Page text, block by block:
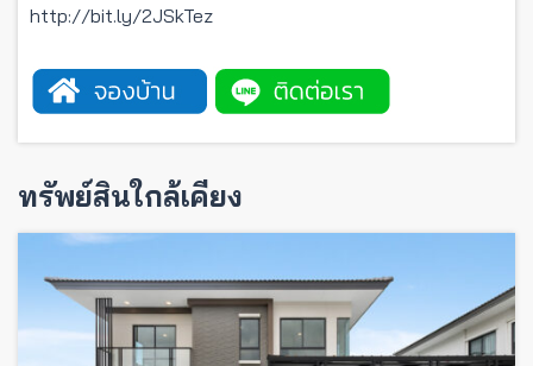
http://bit.ly/2JSkTez
ทรัพย์สินใกล้เคียง